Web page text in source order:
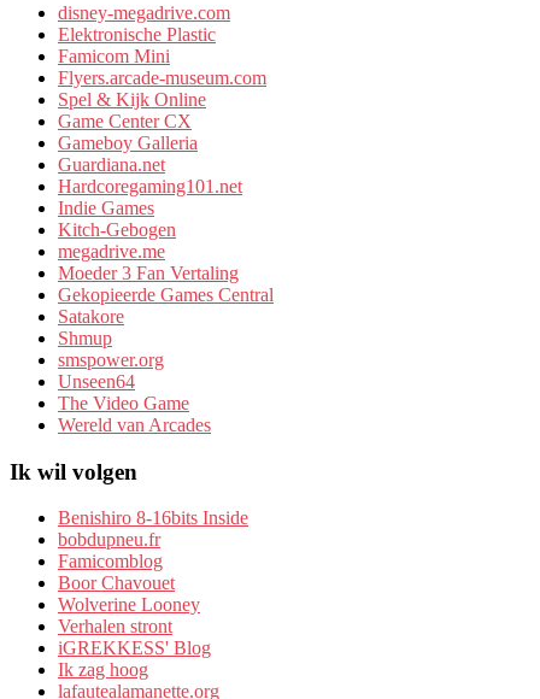
disney-megadrive.com
Elektronische Plastic
Famicom Mini
Flyers.arcade-museum.com
Spel & Kijk Online
Game Center CX
Gameboy Galleria
Guardiana.net
Hardcoregaming101.net
Indie Games
Kitch-Gebogen
megadrive.me
Moeder 3 Fan Vertaling
Gekopieerde Games Central
Satakore
Shmup
smspower.org
Unseen64
The Video Game
Wereld van Arcades
Ik wil volgen
Benishiro 8-16bits Inside
bobdupneu.fr
Famicomblog
Boor Chavouet
Wolverine Looney
Verhalen stront
iGREKKESS' Blog
Ik zag hoog
lafautealamanette.org